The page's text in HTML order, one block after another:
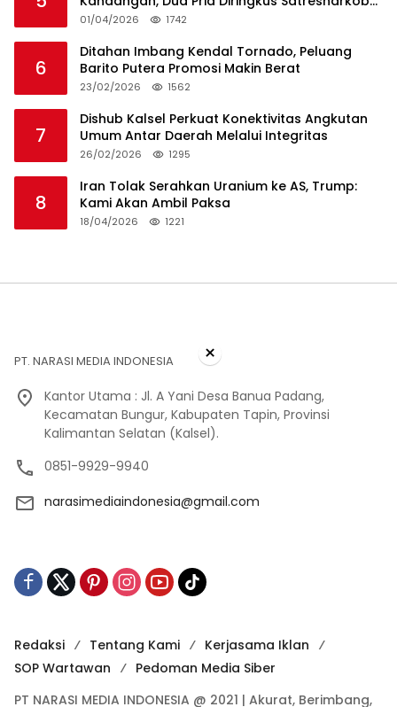
HSS
01/04/2026 1742
6
Ditahan Imbang Kendal Tornado, Peluang
Barito Putera Promosi Makin Berat
23/02/2026 1562
7
Dishub Kalsel Perkuat Konektivitas Angkutan
Umum Antar Daerah Melalui Integritas
26/02/2026 1295
8
Iran Tolak Serahkan Uranium ke AS, Trump:
Kami Akan Ambil Paksa
18/04/2026 1221
PT. NARASI MEDIA INDONESIA
Kantor Utama : Jl. A Yani Desa Banua Padang,
Kecamatan Bungur, Kabupaten Tapin, Provinsi
Kalimantan Selatan (Kalsel).
0851-9929-9940
narasimediaindonesia@gmail.com
Redaksi Tentang Kami
Kerjasama Iklan
SOP Wartawan
Pedoman Media Siber
PT NARASI MEDIA INDONESIA @ 2021 | Akurat, Berimbang,
×